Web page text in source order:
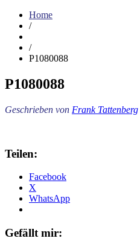
Home
/
/
P1080088
P1080088
Geschrieben von Frank Tattenberg
Teilen:
Facebook
X
WhatsApp
Gefällt mir: